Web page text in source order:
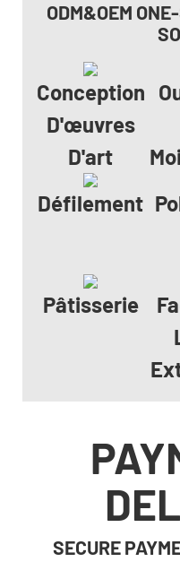
ODM&OEM
Conception
D'œuvres
D'art
Défilement
Pâtisserie
SECURE